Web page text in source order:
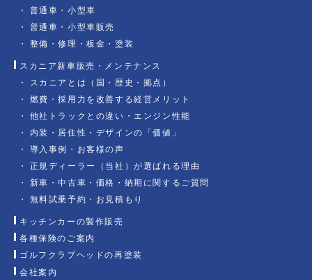
普通車・小型車
普通車・小型車販売
整備・修理・板金・塗装
スカニア新車販売・メンテナンス
スカニアとは（国・歴史・拠点）
燃費・採用力を改善する経営メリット
他社トラックとの違い・エンジン性能
内装・居住性・デザインの「価値」
導入事例・お客様の声
正規ディーラー（当社）が選ばれる理由
新車・中古車・価格・納期に関するご質問
無料試乗予約・お見積もり
キッチンカーの製作販売
各種保険のご案内
ゴルフクラブヘッドの再塗装
会社案内